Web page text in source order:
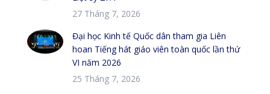
27 Tháng 7, 2026
Đại học Kinh tế Quốc dân tham gia Liên
hoan Tiếng hát giáo viên toàn quốc lần thứ
VI năm 2026
25 Tháng 7, 2026